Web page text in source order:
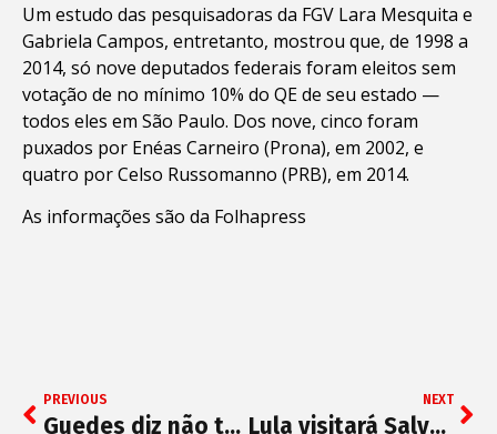
Um estudo das pesquisadoras da FGV Lara Mesquita e
Gabriela Campos, entretanto, mostrou que, de 1998 a
2014, só nove deputados federais foram eleitos sem
votação de no mínimo 10% do QE de seu estado —
todos eles em São Paulo. Dos nove, cinco foram
puxados por Enéas Carneiro (Prona), em 2002, e
quatro por Celso Russomanno (PRB), em 2014.
As informações são da Folhapress
PREVIOUS
Guedes diz não ter como pagar R$ 90 bi de precatórios sem cometer crime de responsabilidade fiscal
NEXT
Lula visitará Salvador nos dias 25 e 26 de agosto